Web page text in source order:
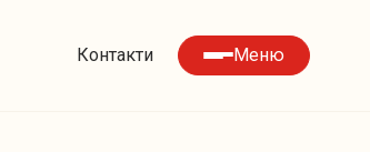
Контакти Меню